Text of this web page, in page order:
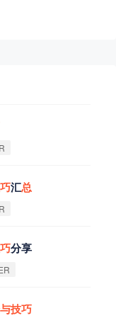
巧汇总
巧分享
与技巧